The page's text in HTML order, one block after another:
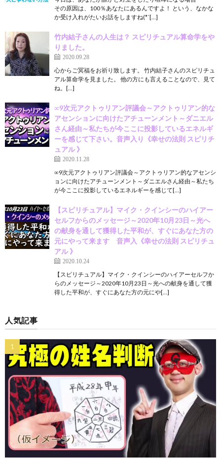
その原因は、100％あなたにあるんですよ！ という、なかな
か受け入れがたいお話をしますね(*´[…]
竹内結子さんの人生は？ スピリチュアル算命学をや
りました。
2020.09.28
心からご冥福をお祈り致します。 竹内結子さんのスピリチュ
アル算命学を見ました。 他の方にも言えることなので、見て
ね。[…]
∞9次元アクトゥリアン評議会～アクトゥリアン的な
アセンションに向けたアチューンメント～ダニエル
さん経由～私たちが今ここに投影しているエネルギ
ーを感じて下さい。音声入り《幸せの法則 スピリチ
ュアル 》
2020.11.28
∞9次元アクトゥリアン評議会～アクトゥリアン的なアセンシ
ョンに向けたアチューンメント～ダニエルさん経由～私たち
が今ここに投影しているエネルギーを感じて[…]
【スピリチュアル】マイク・クインシーのハイアー
セルフからのメッセージ～2020年10月23日～光へ
の献身を通して獲得した平和が、すぐにあなた方の
元にやって来ます 音声入《幸せの法則 スピリチュ
アル 》
2020.10.24
【スピリチュアル】マイク・クインシーのハイアーセルフか
らのメッセージ～2020年10月23日～光への献身を通して獲
得した平和が、すぐにあなた方の元にや[…]
人気記事